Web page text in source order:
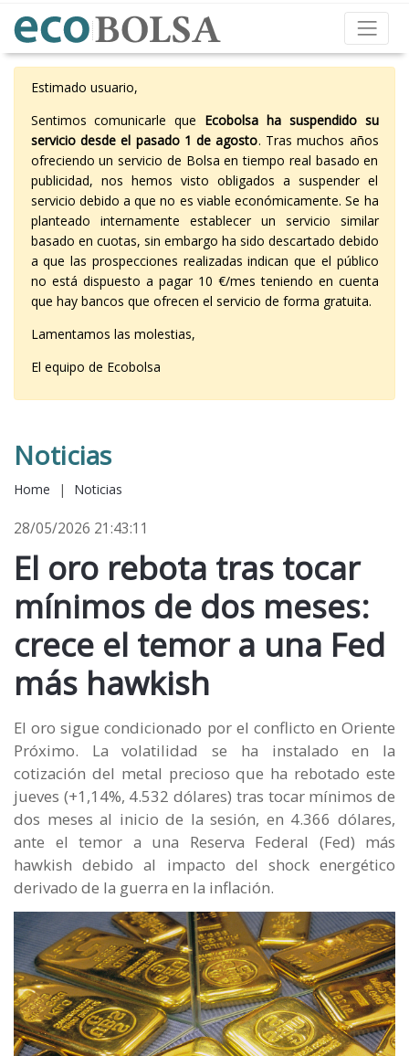
Estimado usuario,
Sentimos comunicarle que Ecobolsa ha suspendido su
servicio desde el pasado 1 de agosto. Tras muchos años
ofreciendo un servicio de Bolsa en tiempo real basado en
publicidad, nos hemos visto obligados a suspender el
servicio debido a que no es viable económicamente. Se ha
planteado internamente establecer un servicio similar
basado en cuotas, sin embargo ha sido descartado debido
a que las prospecciones realizadas indican que el público
no está dispuesto a pagar 10 €/mes teniendo en cuenta
que hay bancos que ofrecen el servicio de forma gratuita.
Lamentamos las molestias,
El equipo de Ecobolsa
Noticias
Home | Noticias
28/05/2026 21:43:11
El oro rebota tras tocar
mínimos de dos meses:
crece el temor a una Fed
más hawkish
El oro sigue condicionado por el conflicto en Oriente
Próximo. La volatilidad se ha instalado en la
cotización del metal precioso que ha rebotado este
jueves (+1,14%, 4.532 dólares) tras tocar mínimos de
dos meses al inicio de la sesión, en 4.366 dólares,
ante el temor a una Reserva Federal (Fed) más
hawkish debido al impacto del shock energético
derivado de la guerra en la inflación.